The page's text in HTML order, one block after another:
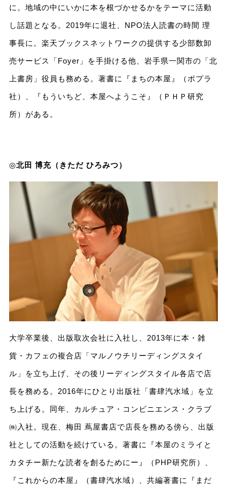
に。地域の中にいかに本を根づかせるかをテーマに活動
し話題となる。2019年に退社、NPO法人読書の時間 理
事長に。楽天ブックスネットワークの提供する少部数卸
売サービス「Foyer」を手掛ける他、岩手県一関市の「北
上書房」役員も務める。著書に『まちの本屋』（ポプラ
社）、『もういちど、本屋へようこそ』（ＰＨＰ研究
所）がある。
◎北田 博充（きただ ひろみつ）
大学卒業後、出版取次会社に入社し、2013年に本・雑
貨・カフェの複合店「マルノウチリーディングスタイ
ル」を立ち上げ、その後リーディングスタイル各店で店
長を務める。2016年にひとり出版社「書肆汽水域」を立
ち上げる。同年、カルチュア・コンビニエンス・クラブ
㈱入社。現在、梅田 蔦屋書店で店長を務める傍ら、出版
社としての活動を続けている。著書に『本屋のミライと
カタチー新たな読者を創るためにー』（PHP研究所）、
『これからの本屋』（書肆汽水域）、共編著書に『まだ